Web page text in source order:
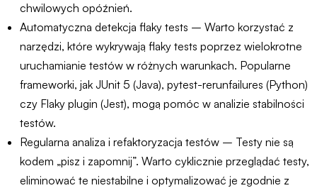
chwilowych opóźnień.
Automatyczna detekcja flaky tests – Warto korzystać z
narzędzi, które wykrywają flaky tests poprzez wielokrotne
uruchamianie testów w różnych warunkach. Popularne
frameworki, jak JUnit 5 (Java), pytest-rerunfailures (Python)
czy Flaky plugin (Jest), mogą pomóc w analizie stabilności
testów.
Regularna analiza i refaktoryzacja testów – Testy nie są
kodem „pisz i zapomnij”. Warto cyklicznie przeglądać testy,
eliminować te niestabilne i optymalizować je zgodnie z